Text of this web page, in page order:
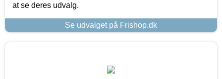
at se deres udvalg.
Se udvalget på Frishop.dk